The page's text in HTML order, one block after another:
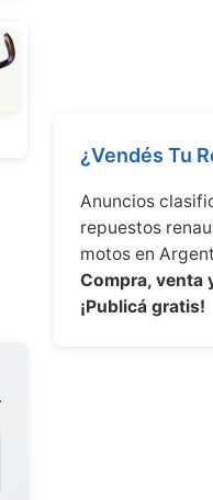
¿Vendés Tu
Anuncios
repuestos
motos en
Compra, venta
¡Publicá gratis!